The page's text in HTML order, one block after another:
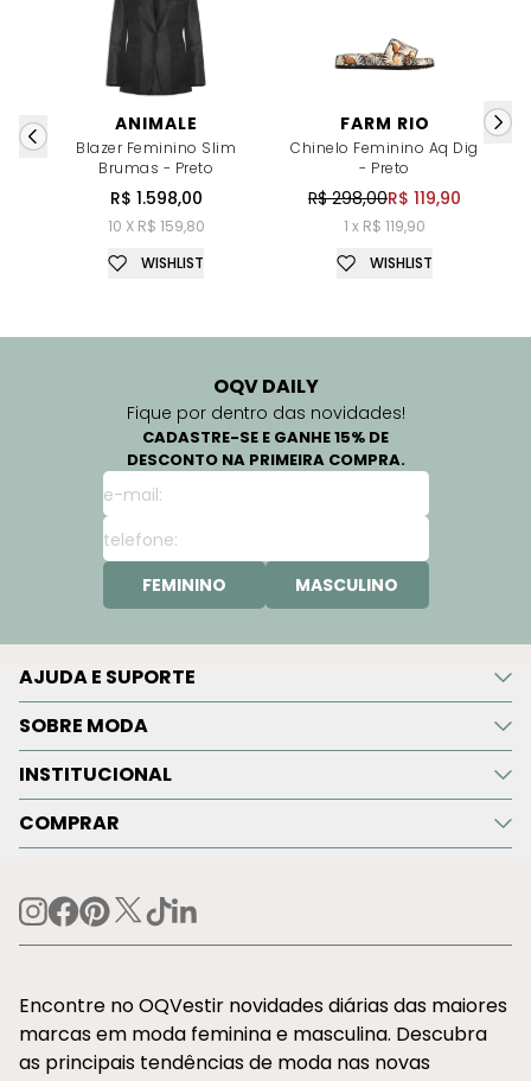
ANIMALE
Blazer Feminino Slim
Brumas - Preto
R$ 1.598,00
10 X R$ 159,80
WISHLIST
FARM RIO
Chinelo Feminino Aq Dig
- Preto
R$ 298,00R$ 119,90
1 x R$ 119,90
WISHLIST
OQV DAILY
Fique por dentro das novidades!
CADASTRE-SE E GANHE 15% DE
DESCONTO NA PRIMEIRA COMPRA.
FEMININO MASCULINO
AJUDA E SUPORTE
SOBRE MODA
INSTITUCIONAL
COMPRAR
Encontre no OQVestir novidades diárias das maiores
marcas em moda feminina e masculina. Descubra
as principais tendências de moda nas novas